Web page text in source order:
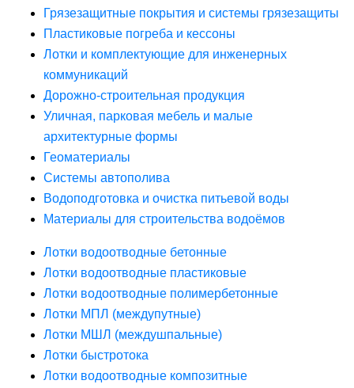
Грязезащитные покрытия и системы грязезащиты
Пластиковые погреба и кессоны
Лотки и комплектующие для инженерных
коммуникаций
Дорожно-строительная продукция
Уличная, парковая мебель и малые
архитектурные формы
Геоматериалы
Системы автополива
Водоподготовка и очистка питьевой воды
Материалы для строительства водоёмов
Лотки водоотводные бетонные
Лотки водоотводные пластиковые
Лотки водоотводные полимербетонные
Лотки МПЛ (междупутные)
Лотки МШЛ (междушпальные)
Лотки быстротока
Лотки водоотводные композитные